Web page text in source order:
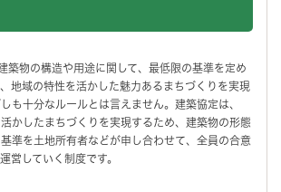
物の構造や用途に関して、最低限の基準を定め
地域の特性を活かした魅力あるまちづくりを実現
も十分なルールとは言えません。建築協定は、
かしたまちづくりを実現するため、建築物の形態
準を土地所有者などが申し合わせて、全員の合意
営していく制度です。